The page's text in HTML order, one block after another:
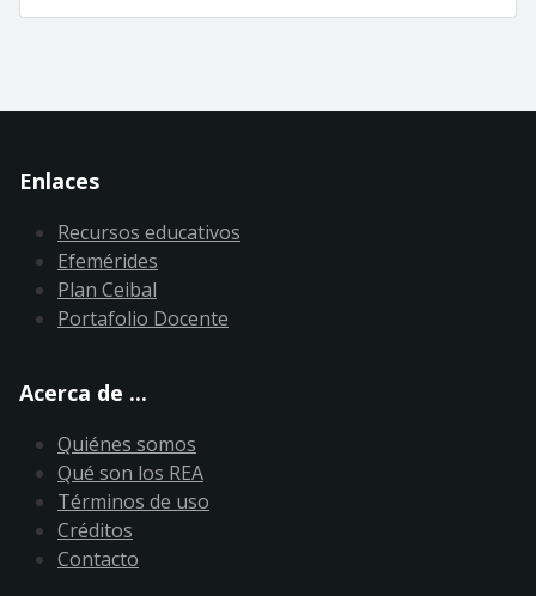
Enlaces
Recursos educativos
Efemérides
Plan Ceibal
Portafolio Docente
Acerca de ...
Quiénes somos
Qué son los REA
Términos de uso
Créditos
Contacto